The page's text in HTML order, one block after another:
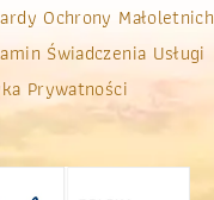
Ochrony Małoletnich
Świadczenia Usługi
Prywatności